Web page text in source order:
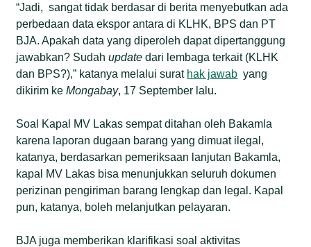
“Jadi, sangat tidak berdasar di berita menyebutkan ada
perbedaan data ekspor antara di KLHK, BPS dan PT
BJA. Apakah data yang diperoleh dapat dipertanggung
jawabkan? Sudahupdate dari lembaga terkait (KLHK
dan BPS?),” katanya melalui surat hak jawab yang
dikirim keMongabay, 17 September lalu.
Soal Kapal MV Lakas sempat ditahan oleh Bakamla
karena laporan dugaan barang yang dimuat ilegal,
katanya, berdasarkan pemeriksaan lanjutan Bakamla,
kapal MV Lakas bisa menunjukkan seluruh dokumen
perizinan pengiriman barang lengkap dan legal. Kapal
pun, katanya, boleh melanjutkan pelayaran.
BJA juga memberikan klarifikasi soal aktivitas